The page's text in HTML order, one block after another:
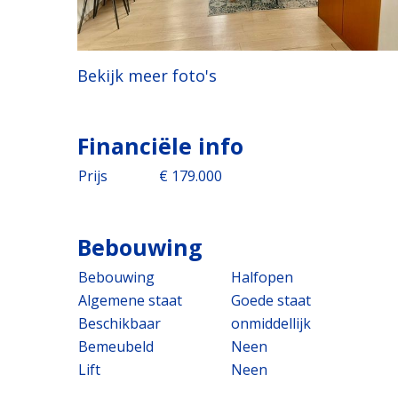
Bekijk meer foto's
Financiële info
Prijs € 179.000
Bebouwing
Bebouwing
Halfopen
Algemene staat
Goede staat
Beschikbaar
onmiddellijk
Bemeubeld
Neen
Lift
Neen